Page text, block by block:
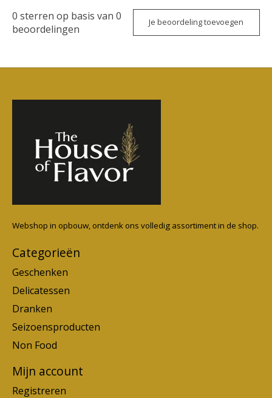
0 sterren op basis van 0
beoordelingen
Je beoordeling toevoegen
Webshop in opbouw, ontdenk ons volledig assortiment in de shop.
Categorieën
Geschenken
Delicatessen
Dranken
Seizoensproducten
Non Food
Mijn account
Registreren